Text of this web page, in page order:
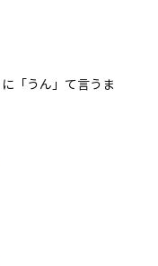
「うん」て言うま